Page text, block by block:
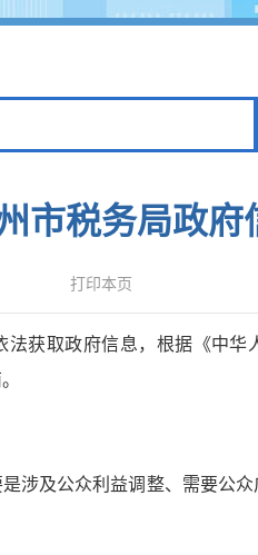
市税务局政府
打印本页
获取政府信息，根据《中华
涉及公众利益调整、需要公